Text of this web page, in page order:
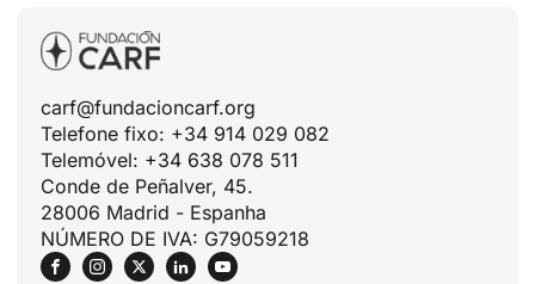
carf@fundacioncarf.org
Telefone fixo: +34 914 029 082
Telemóvel: +34 638 078 511
Conde de Peñalver, 45.
28006 Madrid - Espanha
NÚMERO DE IVA: G79059218